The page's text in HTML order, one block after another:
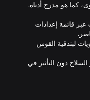
قائمة إعدادات
لبندقية القوس
دون التأثير في
إظهار سلاح الصياد